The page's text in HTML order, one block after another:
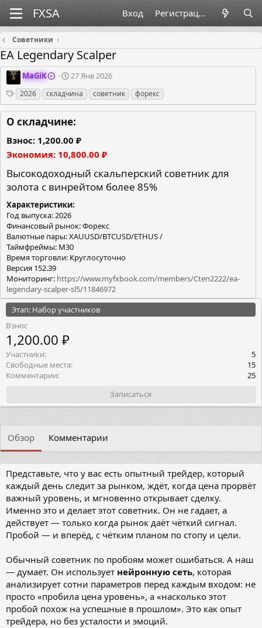
Вход Регистрация
Советники
EA Legendary Scalper
О
г
а
н
и
з
т
о
MaGiK
Д
т
а
с
о
з
а
н
и
я
27 Янв 2026
Теги
2026 складчина советник форекс
О складчине:
Взнос 1,200.00 ₽
Экономия 10,800.00 ₽
Высокодоходный скальперский советник для
золота с винрейтом более 85%
Характеристики
Год выпуска: 2026
Финансовый рынок: Форекс
Валютные пары: XAUUSD/BTCUSD/ETHUS /
Таймфреймы: М30
Время торговли: Круглосуточно
Версия 152.39
Мониторинг: https://www.myfxbook.com/members/Cten2222/ea-
legendary-scalper-sl5/11846972
Этап: Набор участников
Взнос
1,200.00 ₽
Участники
5
Свободные места
15
Комментарии
25
Записаться
Обзор Комментарии
Представьте, что у вас есть опытный трейдер, который
каждый день следит за рынком, ждёт, когда цена прорвёт
важный уровень, и мгновенно открывает сделку.
Именно это и делает этот советник. Он не гадает, а
действует — только когда рынок даёт чёткий сигнал.
Пробой — и вперёд, с чётким планом по стопу и цели.
Обычный советник по пробоям может ошибаться. А наш
— думает. Он использует нейронную сеть, которая
анализирует сотни параметров перед каждым входом: не
просто «пробила цена уровень», а «насколько этот
пробой похож на успешные в прошлом». Это как опыт
трейдера, но без усталости и эмоций.